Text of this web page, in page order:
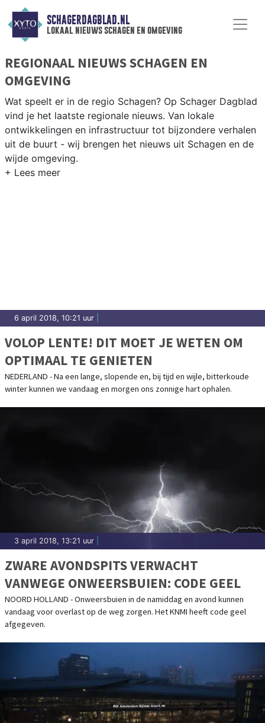
SCHAGERDAGBLAD.NL
lokaal nieuws schagen en omgeving
REGIONAAL NIEUWS SCHAGEN EN
OMGEVING
Wat speelt er in de regio Schagen? Op Schager Dagblad
vind je het laatste regionale nieuws. Van lokale
ontwikkelingen en infrastructuur tot bijzondere verhalen
uit de buurt - wij brengen het nieuws uit Schagen en de
wijde omgeving.
6 april 2018, 10:21 uur
VOLOP LENTE! DIT MOET JE WETEN OM
OPTIMAAL TE GENIETEN
NEDERLAND - Na een lange, slopende en, bij tijd en wijle, bitterkoude
winter kunnen we vandaag en morgen ons zonnige hart ophalen.
3 april 2018, 13:21 uur
ZWARE AVONDSPITS VERWACHT
VANWEGE ONWEERSBUIEN: CODE GEEL
NOORD HOLLAND - Onweersbuien in de namiddag en avond kunnen
vandaag voor overlast op de weg zorgen. Het KNMI heeft code geel
afgegeven.